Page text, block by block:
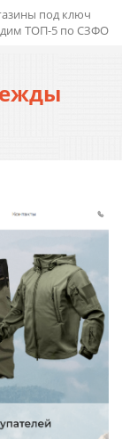
под ключ
ТОП-5 по СЗФО